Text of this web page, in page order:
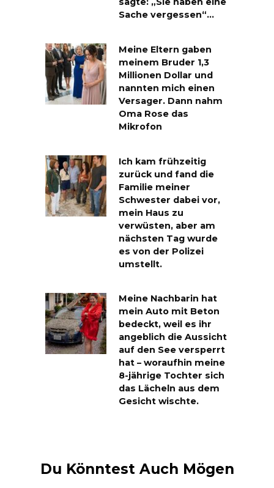
sagte: „Sie haben eine
Sache vergessen“…
Meine Eltern gaben
meinem Bruder 1,3
Millionen Dollar und
nannten mich einen
Versager. Dann nahm
Oma Rose das
Mikrofon
Ich kam frühzeitig
zurück und fand die
Familie meiner
Schwester dabei vor,
mein Haus zu
verwüsten, aber am
nächsten Tag wurde
es von der Polizei
umstellt.
Meine Nachbarin hat
mein Auto mit Beton
bedeckt, weil es ihr
angeblich die Aussicht
auf den See versperrt
hat – woraufhin meine
8-jährige Tochter sich
das Lächeln aus dem
Gesicht wischte.
Du Könntest Auch Mögen